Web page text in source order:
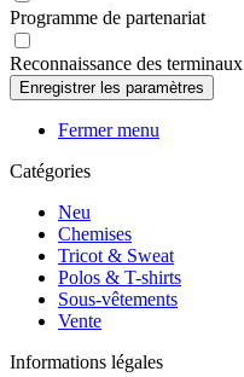
Programme de partenariat
Reconnaissance des terminaux
Fermer menu
Catégories
Neu
Chemises
Tricot & Sweat
Polos & T-shirts
Sous-vêtements
Vente
Informations légales